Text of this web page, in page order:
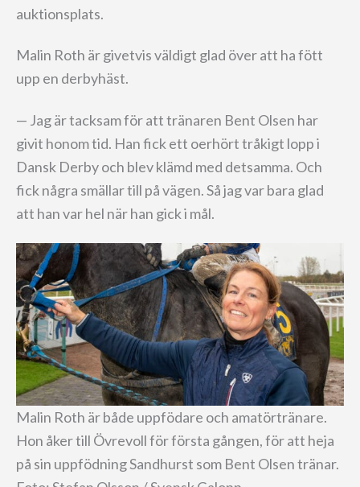
auktionsplats.
Malin Roth är givetvis väldigt glad över att ha fött
upp en derbyhäst.
— Jag är tacksam för att tränaren Bent Olsen har
givit honom tid. Han fick ett oerhört tråkigt lopp i
Dansk Derby och blev klämd med detsamma. Och
fick några smällar till på vägen. Så jag var bara glad
att han var hel när han gick i mål.
Malin Roth är både uppfödare och amatörtränare.
Hon åker till Övrevoll för första gången, för att heja
på sin uppfödning Sandhurst som Bent Olsen tränar.